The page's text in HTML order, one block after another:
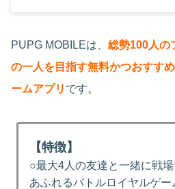
PUPG MOBILEは、 総勢100人の
の一人を目指す無料かつおすす
ームアプリ です。
【特徴】
○最大4人の友達と一緒に戦
あふれるバトルロイヤルゲー